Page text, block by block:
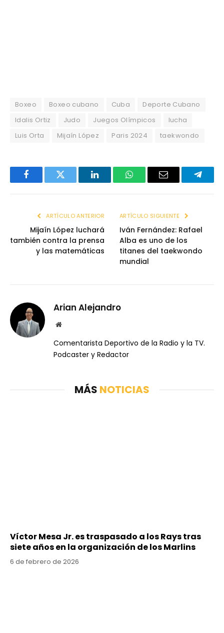
Boxeo Boxeo cubano Cuba
Deporte Cubano
Idalis Ortiz
Judo Juegos Olímpicos
lucha
Luis Orta
Mijaín López Paris 2024 taekwondo
FacebookTwitter LinkedInWhatsAppEmail
ARTÍCULO ANTERIOR
Mijaín López luchará
también contra la prensa
y las matemáticas
ARTÍCULO SIGUIENTE
Iván Fernández: Rafael
Alba es uno de los
titanes del taekwondo
mundial
Arian Alejandro
Website
Comentarista Deportivo de la Radio y la TV.
Podcaster y Redactor
MÁS NOTICIAS
Víctor Mesa Jr. es traspasado a los Rays tras
siete años en la organización de los Marlins
6 de febrero de 2026